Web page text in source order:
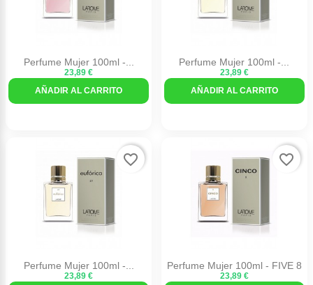
Perfume Mujer 100ml -...
23,89 €
AÑADIR AL CARRITO
Perfume Mujer 100ml -...
23,89 €
AÑADIR AL CARRITO
Perfume Mujer 100ml -...
23,89 €
favorite_border
Perfume Mujer 100ml - FIVE 8
23,89 €
favorite_border